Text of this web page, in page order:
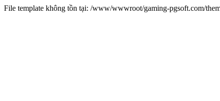
File template không tồn tại: /www/wwwroot/gaming-pgsoft.com/